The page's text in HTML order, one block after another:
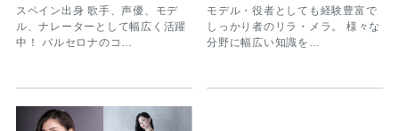
スペイン出身 歌手、声優、モデ
ル、ナレーターとして幅広く活躍
中！ バルセロナのコ…
モデル・役者としても経験豊富で
しっかり者のリラ・メラ。 様々な
分野に幅広い知識を…